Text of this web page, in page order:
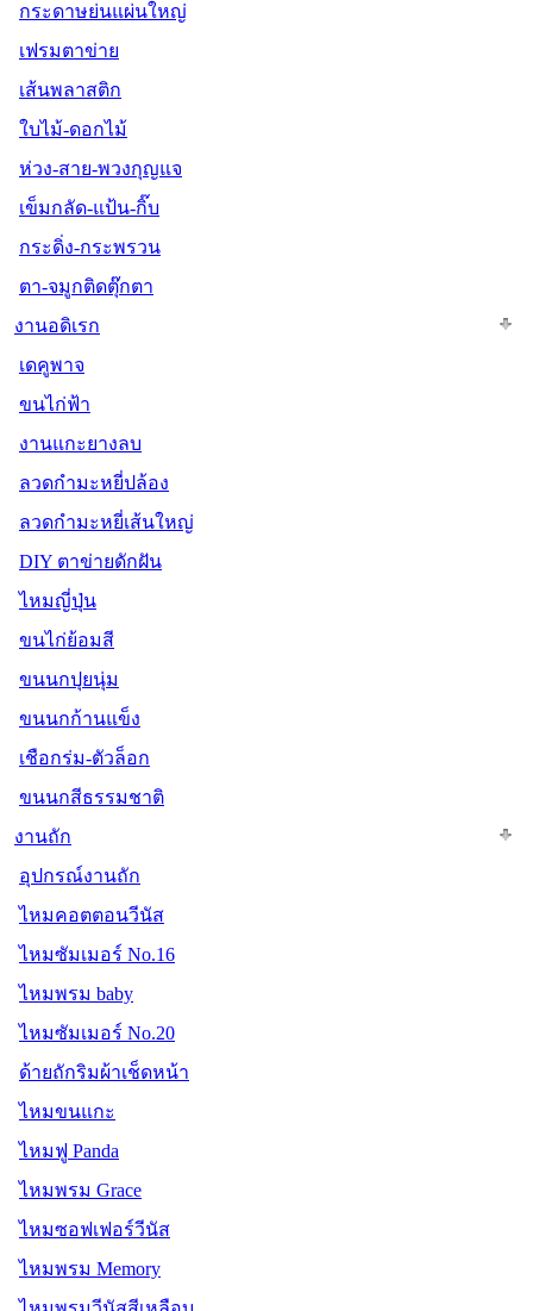
กระดาษย่นแผ่นใหญ่
เฟรมตาข่าย
เส้นพลาสติก
ใบไม้-ดอกไม้
ห่วง-สาย-พวงกุญแจ
เข็มกลัด-แป้น-กิ๊บ
กระดิ่ง-กระพรวน
ตา-จมูกติดตุ๊กตา
งานอดิเรก
เดคูพาจ
ขนไก่ฟ้า
งานแกะยางลบ
ลวดกำมะหยี่ปล้อง
ลวดกำมะหยี่เส้นใหญ่
DIY ตาข่ายดักฝัน
ไหมญี่ปุ่น
ขนไก่ย้อมสี
ขนนกปุยนุ่ม
ขนนกก้านแข็ง
เชือกร่ม-ตัวล็อก
ขนนกสีธรรมชาติ
งานถัก
อุปกรณ์งานถัก
ไหมคอตตอนวีนัส
ไหมซัมเมอร์ No.16
ไหมพรม baby
ไหมซัมเมอร์ No.20
ด้ายถักริมผ้าเช็ดหน้า
ไหมขนแกะ
ไหมฟู Panda
ไหมพรม Grace
ไหมซอฟเฟอร์วีนัส
ไหมพรม Memory